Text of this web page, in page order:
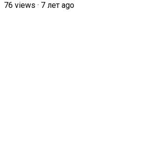
76 views · 7 лет ago